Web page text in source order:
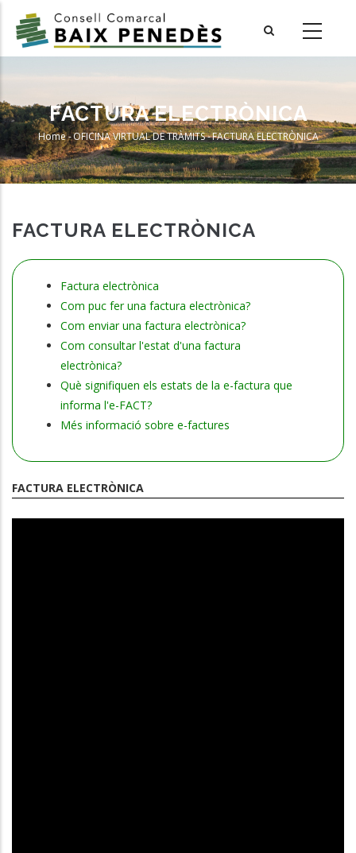
main
FACTURA ELECTRÒNICA
Breadcrumb
Home-OFICINA VIRTUAL DE TRÀMITS-FACTURA ELECTRÒNICA
FACTURA ELECTRÒNICA
Factura electrònica
Com puc fer una factura electrònica?
Com enviar una factura electrònica?
Com consultar l'estat d'una factura
electrònica?
Què signifiquen els estats de la e-factura que
informa l'e-FACT?
Més informació sobre e-factures
FACTURA ELECTRÒNICA